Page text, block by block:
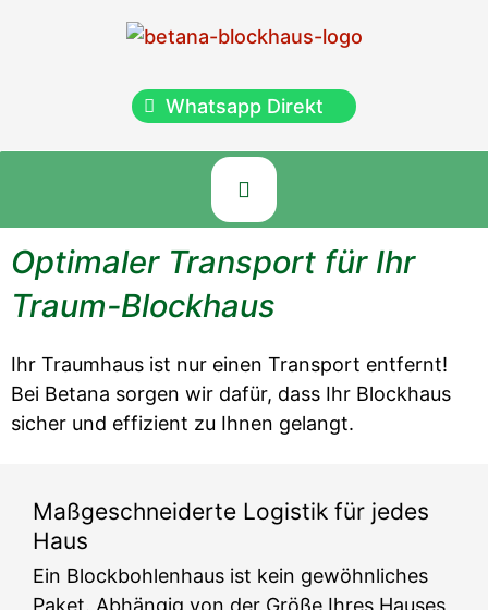
Whatsapp Direkt
Optimaler Transport für Ihr
Traum-Blockhaus
Ihr Traumhaus ist nur einen Transport entfernt!
Bei Betana sorgen wir dafür, dass Ihr Blockhaus
sicher und effizient zu Ihnen gelangt.
Maßgeschneiderte Logistik für jedes
Haus
Ein Blockbohlenhaus ist kein gewöhnliches